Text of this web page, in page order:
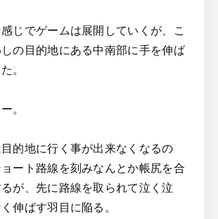
じでゲームは展開していくが、こ
の目的地にある中南部に手を伸ば
。
。
的地に行く事が出来なくなるの
ート路線を刻みなんとか帳尻を合
が、先に路線を取られて泣く泣
伸ばす羽目に陥る。